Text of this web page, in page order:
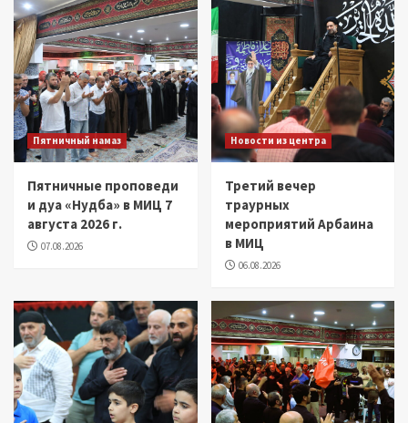
Пятничный намаз
Пятничные проповеди
и дуа «Нудба» в МИЦ 7
августа 2026 г.
07.08.2026
Новости из центра
Третий вечер
траурных
мероприятий Арбаина
в МИЦ
06.08.2026